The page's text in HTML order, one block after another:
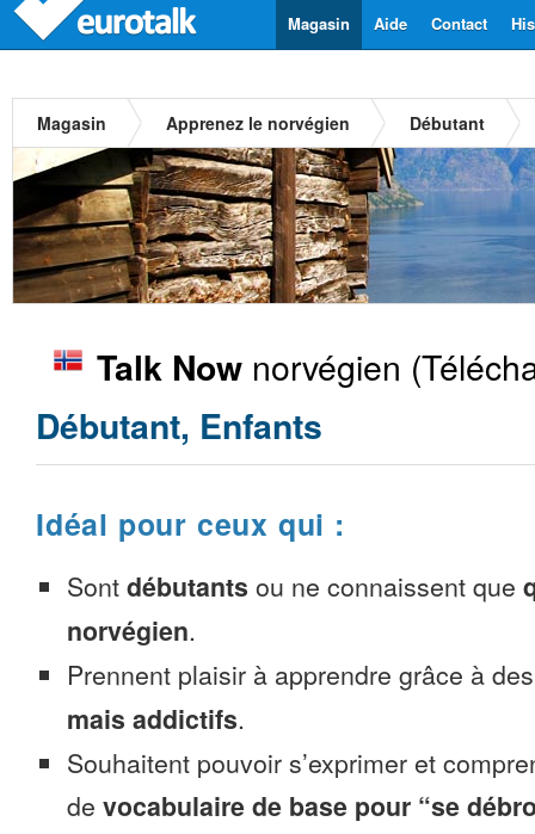
Contact
Aide
Magasin
Magasin Apprenez le norvégien Débutant
Talk Now norvégien
Débutant, Enfants
Idéal pour ceux qui :
Sont débutants ou ne connaissent que
norvégien.
Prennent plaisir à apprendre grâce à
mais addictifs.
Souhaitent pouvoir s’exprimer et
de vocabulaire de base pour “se